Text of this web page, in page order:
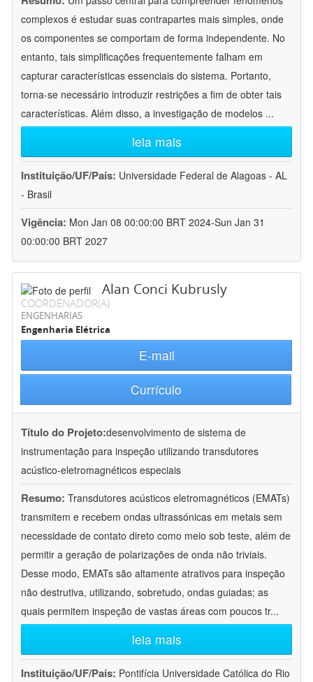
complexos é estudar suas contrapartes mais simples, onde
os componentes se comportam de forma independente. No
entanto, tais simplificações frequentemente falham em
capturar características essenciais do sistema. Portanto,
torna-se necessário introduzir restrições a fim de obter tais
características. Além disso, a investigação de modelos ...
leia mais
Instituição/UF/País: Universidade Federal de Alagoas - AL
- Brasil
Vigência: Mon Jan 08 00:00:00 BRT 2024-Sun Jan 31
00:00:00 BRT 2027
Alan Conci Kubrusly
COORDENADOR(A)
ENGENHARIAS
Engenharia Elétrica
E-mail
Currículo
Título do Projeto:desenvolvimento de sistema de
instrumentação para inspeção utilizando transdutores
acústico-eletromagnéticos especiais
Resumo: Transdutores acústicos eletromagnéticos (EMATs)
transmitem e recebem ondas ultrassónicas em metais sem
necessidade de contato direto como meio sob teste, além de
permitir a geração de polarizações de onda não triviais.
Desse modo, EMATs são altamente atrativos para inspeção
não destrutiva, utilizando, sobretudo, ondas guiadas; as
quais permitem inspeção de vastas áreas com poucos tr...
leia mais
Instituição/UF/País: Pontifícia Universidade Católica do Rio